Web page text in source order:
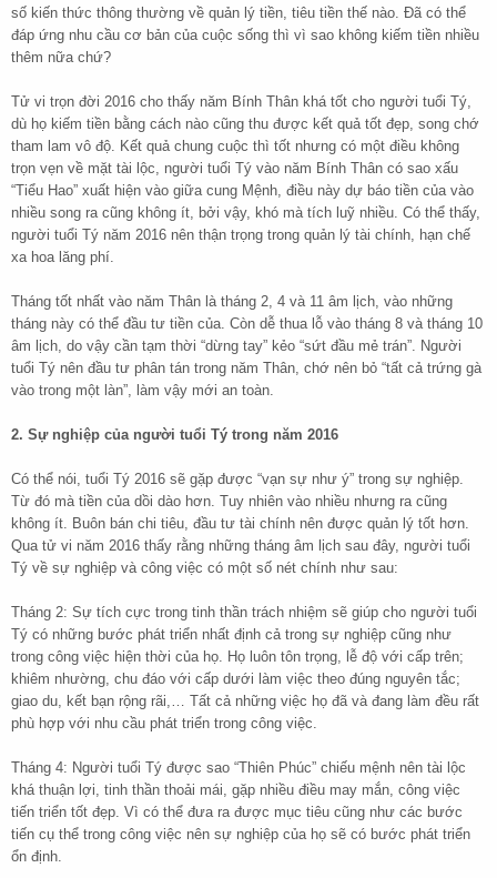
số kiến thức thông thường về quản lý tiền, tiêu tiền thế nào. Đã có thể
đáp ứng nhu cầu cơ bản của cuộc sống thì vì sao không kiếm tiền nhiều
thêm nữa chứ?
Tử vi trọn đời 2016 cho thấy năm Bính Thân khá tốt cho người tuổi Tý,
dù họ kiếm tiền bằng cách nào cũng thu được kết quả tốt đẹp, song chớ
tham lam vô độ. Kết quả chung cuộc thì tốt nhưng có một điều không
trọn vẹn về mặt tài lộc, người tuổi Tý vào năm Bính Thân có sao xấu
“Tiểu Hao” xuất hiện vào giữa cung Mệnh, điều này dự báo tiền của vào
nhiều song ra cũng không ít, bởi vậy, khó mà tích luỹ nhiều. Có thể thấy,
người tuổi Tý năm 2016 nên thận trọng trong quản lý tài chính, hạn chế
xa hoa lăng phí.
Tháng tốt nhất vào năm Thân là tháng 2, 4 và 11 âm lịch, vào những
tháng này có thể đầu tư tiền của. Còn dễ thua lỗ vào tháng 8 và tháng 10
âm lịch, do vậy cần tạm thời “dừng tay” kẻo “sứt đầu mẻ trán”. Người
tuổi Tý nên đầu tư phân tán trong năm Thân, chớ nên bỏ “tất cả trứng gà
vào trong một làn”, làm vậy mới an toàn.
2. Sự nghiệp của người tuổi Tý trong năm 2016
Có thể nói, tuổi Tý 2016 sẽ gặp được “vạn sự như ý” trong sự nghiệp.
Từ đó mà tiền của dồi dào hơn. Tuy nhiên vào nhiều nhưng ra cũng
không ít. Buôn bán chi tiêu, đầu tư tài chính nên được quản lý tốt hơn.
Qua tử vi năm 2016 thấy rằng những tháng âm lịch sau đây, người tuổi
Tý về sự nghiệp và công việc có một số nét chính như sau:
Tháng 2: Sự tích cực trong tinh thần trách nhiệm sẽ giúp cho người tuổi
Tý có những bước phát triển nhất định cả trong sự nghiệp cũng như
trong công việc hiện thời của họ. Họ luôn tôn trọng, lễ độ với cấp trên;
khiêm nhường, chu đáo với cấp dưới làm việc theo đúng nguyên tắc;
giao du, kết bạn rộng rãi,… Tất cả những việc họ đã và đang làm đều rất
phù hợp với nhu cầu phát triển trong công việc.
Tháng 4: Người tuổi Tý được sao “Thiên Phúc” chiếu mệnh nên tài lộc
khá thuận lợi, tinh thần thoải mái, gặp nhiều điều may mắn, công việc
tiến triển tốt đẹp. Vì có thể đưa ra được mục tiêu cũng như các bước
tiến cụ thể trong công việc nên sự nghiệp của họ sẽ có bước phát triển
ổn định.